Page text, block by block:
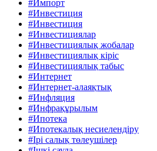
#Импорт
#Инвестиция
#Инвестиция
#Инвестициялар
#Инвестициялық жобалар
#Инвестициялық кіріс
#Инвестициялық табыс
#Интернет
#Интернет-алаяқтық
#Инфляция
#Инфрақұрылым
#Ипотека
#Ипотекалық несиелендіру
#Ірі салық төлеушілер